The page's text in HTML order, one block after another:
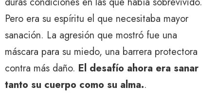
Pero era su espíritu el que necesitaba mayor
sanación. La agresión que mostró fue una
máscara para su miedo, una barrera protectora
contra más daño. El desafío ahora era sanar
tanto su cuerpo como su alma..